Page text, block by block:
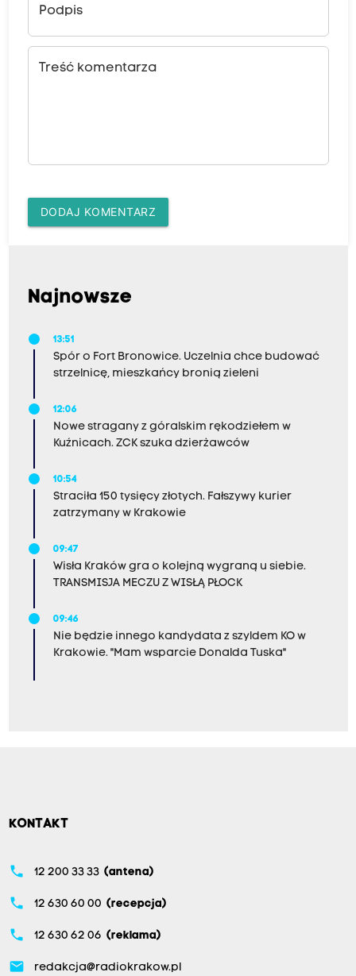
Podpis
Treść komentarza
DODAJ KOMENTARZ
Najnowsze
13:51
Spór o Fort Bronowice. Uczelnia chce budować
strzelnicę, mieszkańcy bronią zieleni
12:06
Nowe stragany z góralskim rękodziełem w
Kuźnicach. ZCK szuka dzierżawców
10:54
Straciła 150 tysięcy złotych. Fałszywy kurier
zatrzymany w Krakowie
09:47
Wisła Kraków gra o kolejną wygraną u siebie.
TRANSMISJA MECZU Z WISŁĄ PŁOCK
09:46
Nie będzie innego kandydata z szyldem KO w
Krakowie. "Mam wsparcie Donalda Tuska"
KONTAKT
phone 12 200 33 33 (antena)
phone 12 630 60 00 (recepcja)
phone 12 630 62 06 (reklama)
email redakcja@radiokrakow.pl